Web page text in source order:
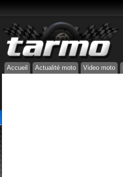
Accueil Actualité moto Video moto